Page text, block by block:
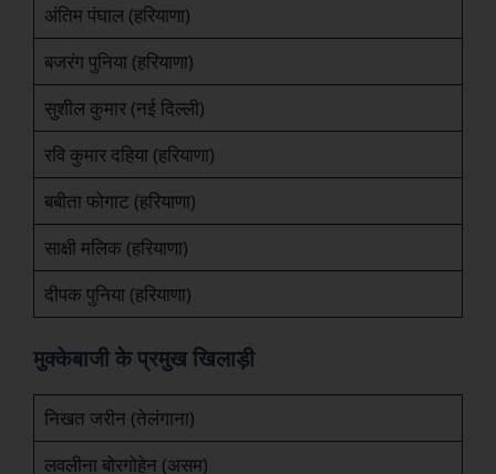
अंतिम पंघाल (हरियाणा)
बजरंग पुनिया (हरियाणा)
सुशील कुमार (नई दिल्ली)
रवि कुमार दहिया (हरियाणा)
बबीता फोगाट (हरियाणा)
साक्षी मलिक (हरियाणा)
दीपक पुनिया (हरियाणा)
मुक्केबाजी के प्रमुख खिलाड़ी
निखत जरीन (तेलंगाना)
लवलीना बोरगोहेन (असम)